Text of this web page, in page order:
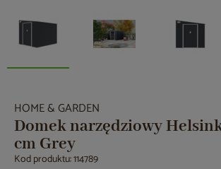
HOME & GARDEN
Domek narzędziowy
cm Grey
Kod produktu: 114789